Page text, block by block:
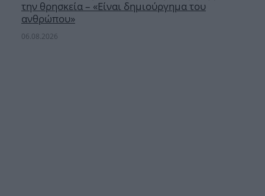
την θρησκεία – «Είναι δημιούργημα του
ανθρώπου»
06.08.2026